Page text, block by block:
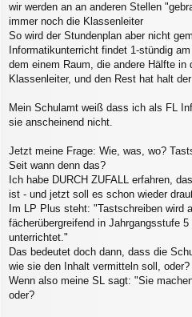
wir werden an an anderen Stellen
immer noch die Klassenleiter
So wird der Stundenplan aber nicht
Informatikunterricht findet 1-stündig
dem einem Raum, die andere Hälfte in
Klassenleiter, und den Rest hat halt
Mein Schulamt weiß dass ich als FL
sie anscheinend nicht.
Jetzt meine Frage: Wie, was, wo?
Seit wann denn das?
Ich habe DURCH ZUFALL erfahren,
ist - und jetzt soll es schon wieder
Im LP Plus steht: "Tastschreiben wird
fächerübergreifend in Jahrgangsstufe
unterrichtet."
Das bedeutet doch dann, dass die
wie sie den Inhalt vermitteln soll, oder?
Wenn also meine SL sagt: "Sie
oder?